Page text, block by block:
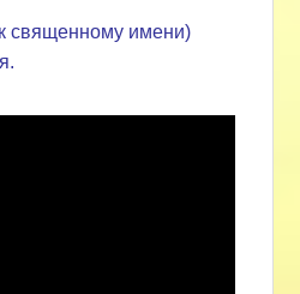
священному имени)